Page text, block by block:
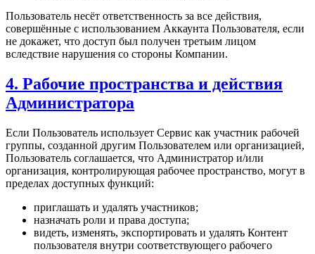
Пользователь несёт ответственность за все действия,
совершённые с использованием Аккаунта Пользователя, если
не докажет, что доступ был получен третьим лицом
вследствие нарушения со стороны Компании.
4. Рабочие пространства и действия
Администратора
Если Пользователь использует Сервис как участник рабочей
группы, созданной другим Пользователем или организацией,
Пользователь соглашается, что Администратор и/или
организация, контролирующая рабочее пространство, могут в
пределах доступных функций:
приглашать и удалять участников;
назначать роли и права доступа;
видеть, изменять, экспортировать и удалять Контент
пользователя внутри соответствующего рабочего